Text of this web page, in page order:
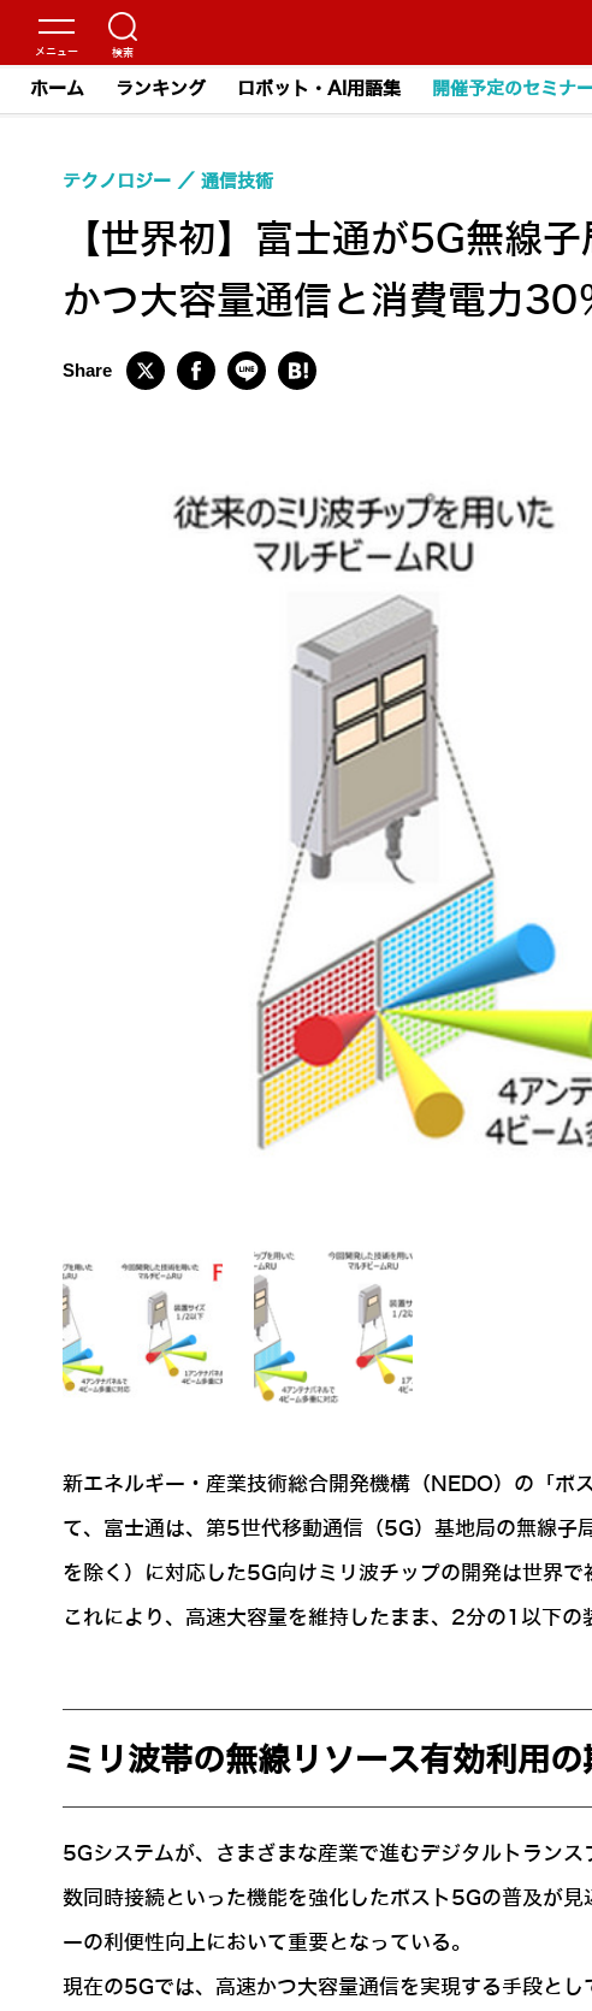
ホーム ランキング ロボット・AI用語集 開催予定のセミナ
【世界初】富士通が5G無線
かつ大容量通信と消費電力30
テクノロジー 通信技術
新エネルギー・産業技術総合開発機構（NEDO）の「ポ
て、富士通は、第5世代移動通信（5G）基地局の無線
を除く）に対応した5G向けミリ波チップの開発は世界で
これにより、高速大容量を維持したまま、2分の1以下
ミリ波帯の無線リソース有効利用
5Gシステムが、さまざまな産業で進むデジタルトラン
数同時接続といった機能を強化したポスト5Gの普及が
ーの利便性向上において重要となっている。
現在の5Gでは、高速かつ大容量通信を実現する手段と